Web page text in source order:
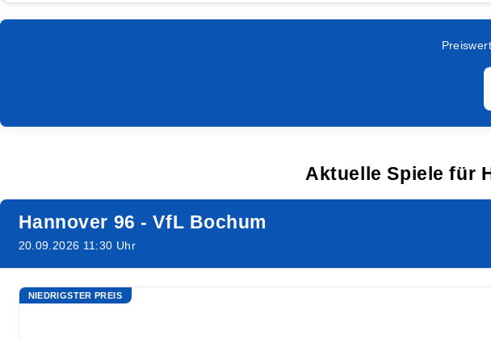
Aktuelle Spiele für
Hannover 96 - VfL Bochum
20.09.2026 11:30 Uhr
NIEDRIGSTER PREIS